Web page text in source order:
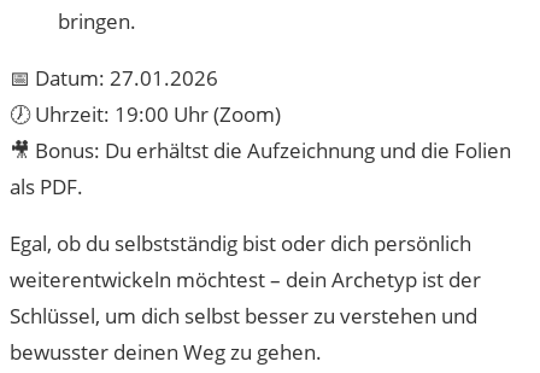
bringen.
📅 Datum: 27.01.2026
🕖 Uhrzeit: 19:00 Uhr (Zoom)
🎥 Bonus: Du erhältst die Aufzeichnung und die Folien
als PDF.
Egal, ob du selbstständig bist oder dich persönlich
weiterentwickeln möchtest – dein Archetyp ist der
Schlüssel, um dich selbst besser zu verstehen und
bewusster deinen Weg zu gehen.